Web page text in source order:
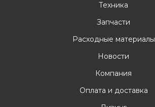
Техника
Запчасти
Расходные материалы
Новости
Компания
Оплата и доставка